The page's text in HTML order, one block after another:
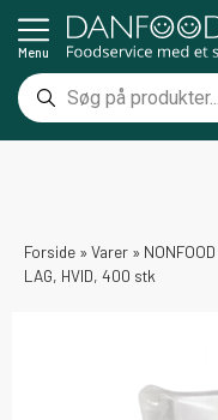
Menu
Forside » Varer » NONFOOD
LAG, HVID, 400 stk